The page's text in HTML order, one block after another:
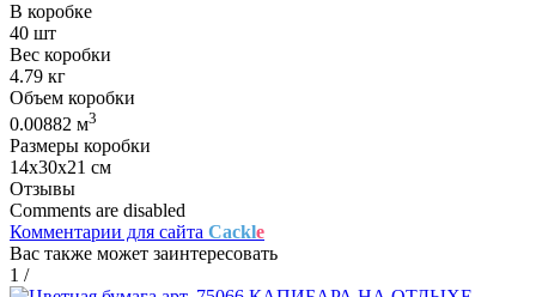
В коробке
40 шт
Вес коробки
4.79 кг
Объем коробки
0.00882 м3
Размеры коробки
14х30х21 см
Отзывы
Comments are disabled
Комментарии для сайта Cackle
Вас также может заинтересовать
1 /